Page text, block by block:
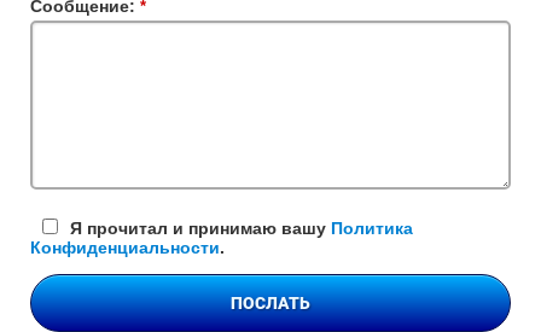
Сообщение:
поле
Я прочитал и принимаю вашу Политика
Конфиденциальности.
ПОСЛАТЬ